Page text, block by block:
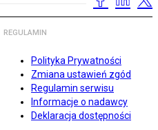
REGULAMIN
Polityka Prywatności
Zmiana ustawień zgód
Regulamin serwisu
Informacje o nadawcy
Deklaracja dostępności